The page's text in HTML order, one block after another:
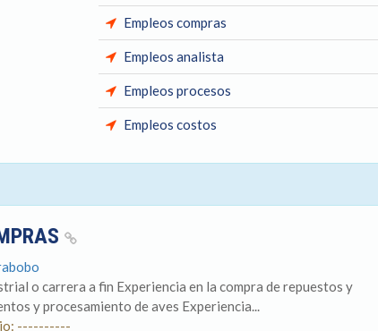
Empleos compras
Empleos analista
Empleos procesos
Empleos costos
o carrera a fin Experiencia en la compra de repuestos y
y procesamiento de aves Experiencia...
----------